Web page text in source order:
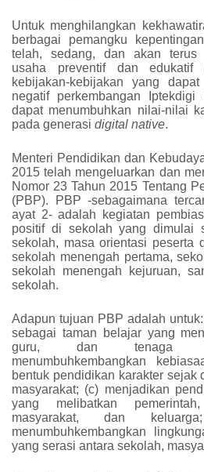
Untuk menghilangkan
berbagai pemangku
telah, sedang, dan akan terus
usaha preventif dan edukatif
kebijakan-kebijakan yang
negatif perkembangan
dapat menumbuhkan nilai-nilai
pada generasi digital native.
Menteri Pendidikan dan
2015 telah mengeluarkan dan
Nomor 23 Tahun 2015 Tentang
(PBP). PBP -sebagaimana
ayat 2- adalah kegiatan
positif di sekolah yang dimulai
sekolah, masa orientasi peserta
sekolah menengah pertama,
sekolah menengah kejuruan,
sekolah.
Adapun tujuan PBP adalah
sebagai taman belajar yang
guru, dan tenaga
menumbuhkembangkan
bentuk pendidikan karakter sejak
masyarakat; (c) menjadikan
yang melibatkan
masyarakat, dan
menumbuhkembangkan
yang serasi antara sekolah,